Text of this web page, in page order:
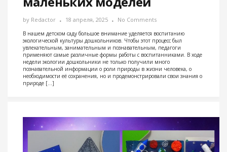
by Redactor 18 апреля, 2025 No Comments
В нашем детском саду большое внимание уделяется воспитанию
экологической культуры дошкольников. Чтобы этот процесс был
увлекательным, занимательным и познавательным, педагоги
применяют самые различные формы работы с воспитанниками. В ходе
недели экологии дошкольники не только получили много
познавательной информации о роли природы в жизни человека, о
необходимости её сохранения, но и продемонстрировали свои знания о
природе […]